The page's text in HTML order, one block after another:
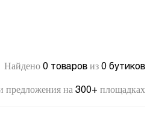
Найдено 0 товаров из 0 бутиков
предложения на 300+ площадках